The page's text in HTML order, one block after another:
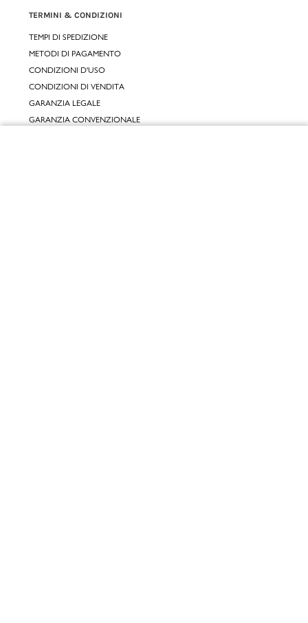
TERMINI & CONDIZIONI
TEMPI DI SPEDIZIONE
METODI DI PAGAMENTO
CONDIZIONI D'USO
CONDIZIONI DI VENDITA
GARANZIA LEGALE
GARANZIA CONVENZIONALE